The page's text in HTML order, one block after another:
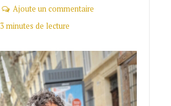
Ajoute un commentaire
3 minutes de lecture